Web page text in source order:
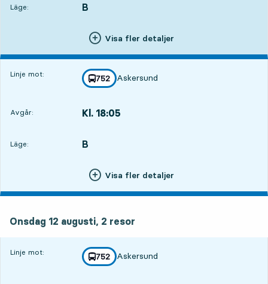
Läge:
LÄGE, B
,
Visa fler detaljer
Linje mot: linje
752
mot
Askersund
,
Avgår: Kl. 18:05
Läge:
LÄGE, B
,
Visa fler detaljer
Onsdag 12 augusti, 2 resor
Linje mot: linje
752
mot
Askersund
,